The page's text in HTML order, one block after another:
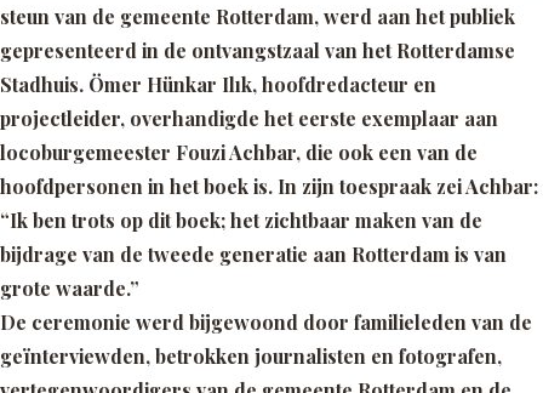
steun van de gemeente Rotterdam, werd aan het publiek
gepresenteerd in de ontvangstzaal van het Rotterdamse
Stadhuis. Ömer Hünkar Ilık, hoofdredacteur en
projectleider, overhandigde het eerste exemplaar aan
locoburgemeester Fouzi Achbar, die ook een van de
hoofdpersonen in het boek is. In zijn toespraak zei Achbar:
“Ik ben trots op dit boek; het zichtbaar maken van de
bijdrage van de tweede generatie aan Rotterdam is van
grote waarde.”
De ceremonie werd bijgewoond door familieleden van de
geïnterviewden, betrokken journalisten en fotografen,